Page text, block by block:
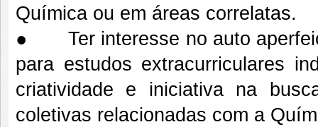
Química ou em áreas correlatas.
● Ter interesse no auto
para estudos extracurriculares
criatividade e iniciativa na
coletivas relacionadas com a